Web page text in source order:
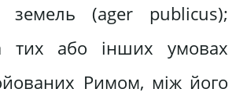
земель (ager publicus);
тих або інших умовах
Римом, між його